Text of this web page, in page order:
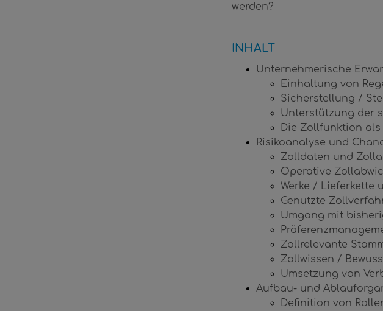
werden?
INHALT
Unternehmerische
Einhaltung von
Sicherstellung /
Unterstützung der
Die Zollfunktion als
Risikoanalyse und
Zolldaten und
Operative
Werke / Lieferkette
Genutzte
Umgang mit
Zollrelevante
Zollwissen /
Umsetzung von
Aufbau- und
Definition von